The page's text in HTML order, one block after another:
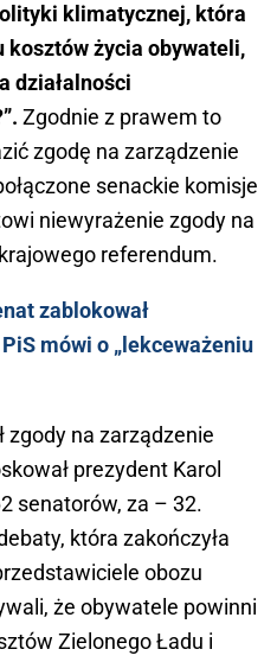
klimatycznej, która
kosztów życia obywateli,
działalności
Zgodnie z prawem to
zgodę na zarządzenie
senackie komisje
niewyrażenie zgody na
referendum.
zablokował
mówi o „lekceważeniu
zgody na zarządzenie
prezydent Karol
senatorów, za – 32.
która zakończyła
obozu
że obywatele powinni
Zielonego Ładu i